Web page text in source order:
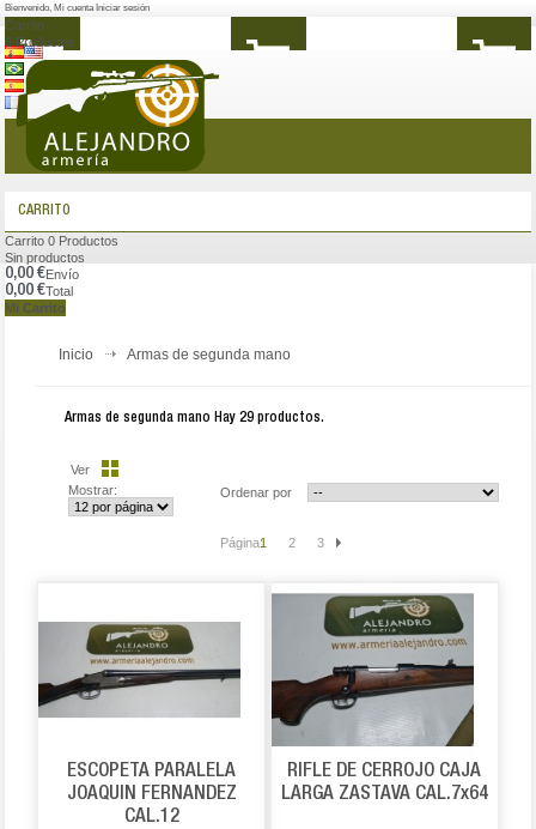
Bienvenido, Mi cuenta Iniciar sesión
Carrito
0 Productos
MENÚ
CARRITO
Carrito 0 Productos
Sin productos
0,00 €Envío
0,00 €Total
Mi Carrito
Inicio Armas de segunda mano
Armas de segunda mano Hay 29 productos.
Ver
Ordenar por
Mostrar:
Página:1 2 3
ESCOPETA PARALELA
JOAQUIN FERNANDEZ
CAL.12
RIFLE DE CERROJO CAJA
LARGA ZASTAVA CAL.7x64